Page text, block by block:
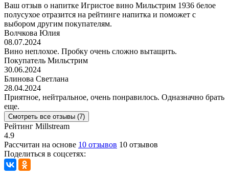
Ваш отзыв о напитке Игристое вино Мильстрим 1936 белое
полусухое отразится на рейтинге напитка и поможет с
выбором другим покупателям.
Волчкова Юлия
08.07.2024
Вино неплохое. Пробку очень сложно вытащить.
Покупатель Мильстрим
30.06.2024
Блинова Светлана
28.04.2024
Приятное, нейтральное, очень понравилось. Одназначно брать
еще.
Смотреть все отзывы (7)
Рейтинг Millstream
4.9
Рассчитан на основе 10 отзывов 10 отзывов
Поделиться в соцсетях: